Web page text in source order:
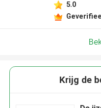
5.0
Krijg de